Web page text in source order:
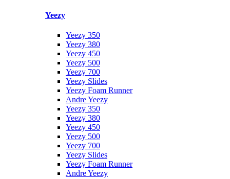
Yeezy
Yeezy 350
Yeezy 380
Yeezy 450
Yeezy 500
Yeezy 700
Yeezy Slides
Yeezy Foam Runner
Andre Yeezy
Yeezy 350
Yeezy 380
Yeezy 450
Yeezy 500
Yeezy 700
Yeezy Slides
Yeezy Foam Runner
Andre Yeezy